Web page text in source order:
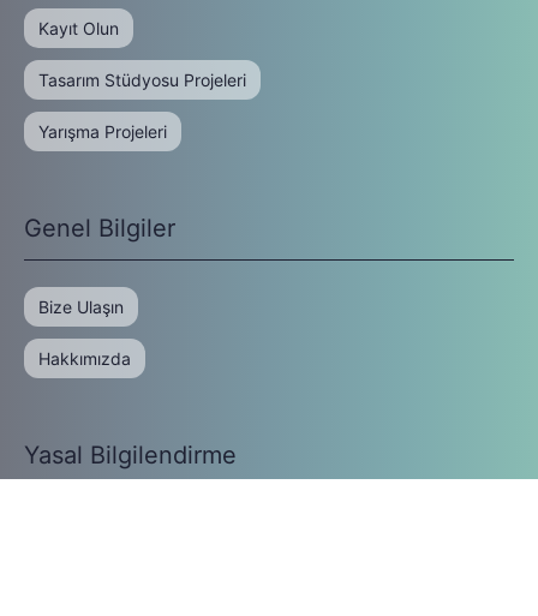
Kayıt Olun
Tasarım Stüdyosu Projeleri
Yarışma Projeleri
Genel Bilgiler
Bize Ulaşın
Hakkımızda
Yasal Bilgilendirme